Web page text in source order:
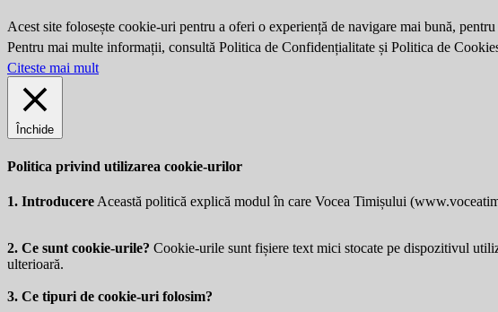
Acest site folosește cookie-uri pentru a oferi o experiență de navigare mai bună,
Pentru mai multe informații, consultă Politica de Confidențialitate și Politica de
Citeste mai mult
Închide
Politica privind utilizarea cookie-urilor
1. Introducere Această politică explică modul în care Vocea Timișului (
2. Ce sunt cookie-urile? Cookie-urile sunt fișiere text mici stocate pe dispozitivul
ulterioară.
3. Ce tipuri de cookie-uri folosim?